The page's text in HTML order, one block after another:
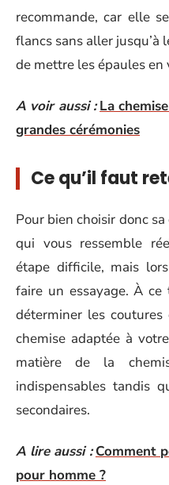
recommande, car elle
flancs sans aller jusqu’à
de mettre les épaules en
A voir aussi : La
grandes cérémonies
Ce qu’il faut
Pour bien choisir donc
qui vous ressemble
étape difficile, mais
faire un essayage. À
déterminer les coutures
chemise adaptée à
matière de la
indispensables tandis
secondaires.
A lire aussi : Comment
pour homme ?